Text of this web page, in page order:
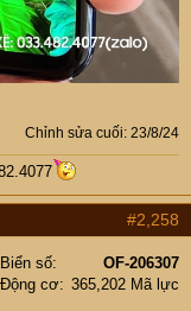
Chỉnh sửa cuối: 23/8/24
#2,258
Biển số
OF-206307
Động cơ
365,202 Mã lực